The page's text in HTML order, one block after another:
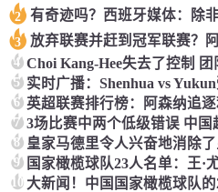
2
3
4
5
6 英超联赛排行榜：阿森纳追
7
8
9
10